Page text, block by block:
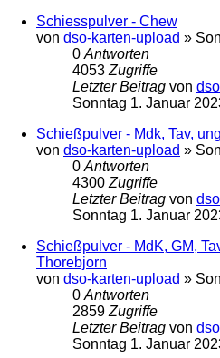
Schiesspulver - Chew
von dso-karten-upload »
0Antworten
4053Zugriffe
Letzter Beitrag von
Sonntag 1. Januar
Schießpulver - Mdk, Tav,
von dso-karten-upload »
0Antworten
4300Zugriffe
Letzter Beitrag von
Sonntag 1. Januar
Schießpulver - MdK, GM,
Thorebjorn
von dso-karten-upload »
0Antworten
2859Zugriffe
Letzter Beitrag von
Sonntag 1. Januar